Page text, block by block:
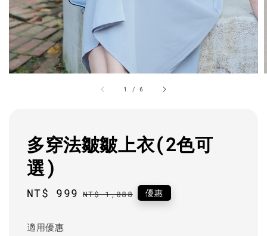
1 /6
多穿法皺皺上衣(2色可
選)
Sale
NT$ 999 Regular
NT$ 1,088 優惠
適用優惠